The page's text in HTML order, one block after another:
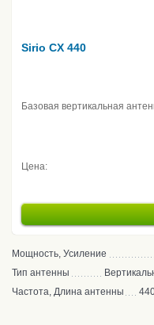
Sirio CX 440
Базовая вертикальная
Цена:
Мощность, Усиление
Тип антенны
Частота, Длина антенны